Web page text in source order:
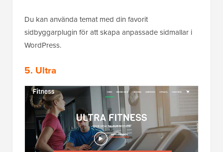
Du kan använda temat med din favorit
sidbyggarplugin för att skapa anpassade sidmallar i
WordPress.
5. Ultra